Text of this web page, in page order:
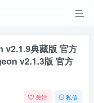
v2.1.9典藏版 官方
v2.1.3版 官方
关注 私信